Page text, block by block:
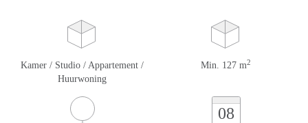
Kamer / Studio / Appartement /
Huurwoning
Min. 127 m2
08